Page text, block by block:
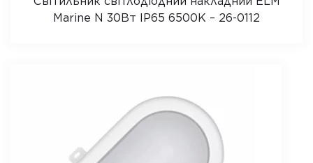
Marine N 30Вт IP65 6500K – 26-0112